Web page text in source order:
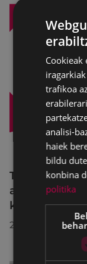
Trafiko-
abuztuaren
konponketa-
2026/07/30
Cookieak
trafikoa
analisi-
haiek
bildu
konbina
politika